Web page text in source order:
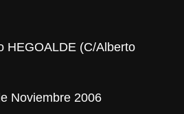
HEGOALDE (C/Alberto
Noviembre 2006